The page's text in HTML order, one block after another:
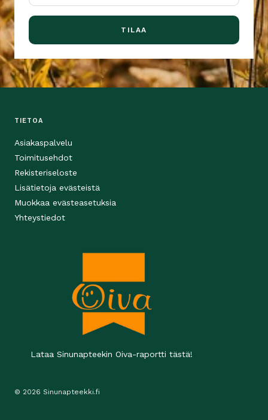
TILAA
TIETOA
Asiakaspalvelu
Toimitusehdot
Rekisteriseloste
Lisätietoja evästeistä
Muokkaa evästeasetuksia
Yhteystiedot
Lataa Sinunapteekin Oiva-raportti tästä!
© 2026 Sinunapteekki.fi